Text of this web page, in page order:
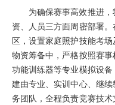
为确保赛事高效推进
资、人员三方面周密部署
区，设置家庭照护技能考
物资筹备中，严格按照赛
功能训练器等专业模拟设
建由专业、实训中心、继
务团队，全程负责竞赛技